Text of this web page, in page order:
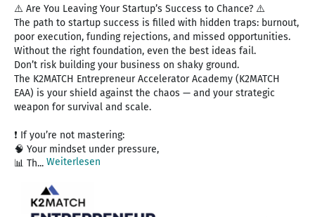
⚠️ Are You Leaving Your Startup’s Success to Chance? ⚠️
The path to startup success is filled with hidden traps: burnout,
poor execution, funding rejections, and missed opportunities.
Without the right foundation, even the best ideas fail.
Don’t risk building your business on shaky ground.
The K2MATCH Entrepreneur Accelerator Academy (K2MATCH
EAA) is your shield against the chaos — and your strategic
weapon for survival and scale.
❗ If you’re not mastering:
🧠 Your mindset under pressure,
📊 Th... Weiterlesen